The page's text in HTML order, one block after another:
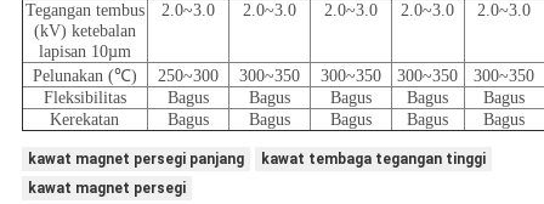
Tegangan tembus
(kV) ketebalan
lapisan 10µm
2.0~3.0 2.0~3.0 2.0~3.0 2.0~3.0 2.0~3.0
Pelunakan (℃) 250~300 300~350 300~350 300~350
300~350
Fleksibilitas
Bagus Bagus Bagus Bagus
Bagus
Kerekatan
Bagus Bagus Bagus Bagus Bagus
kawat magnet persegi panjang
kawat tembaga tegangan tinggi
kawat magnet persegi